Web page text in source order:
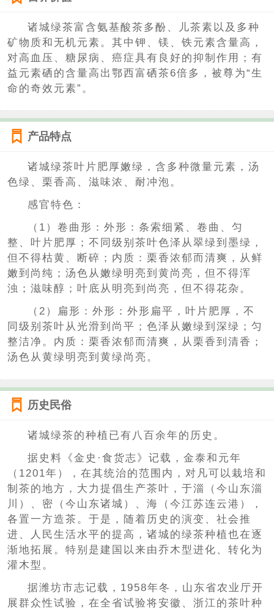
诸城绿茶富含氨基酸茶多酚、儿茶素以及多种
矿物质和无机元素。其中钾、镁、铁元素含量高，
对高血压、糖尿病、癌症具有良好的抑制作用；有
益元素硒的含量高出鄂西富硒茶6倍多，被尊为“生
命的奇效元素”。
产品特点
诸城绿茶叶片肥厚嫩绿，含多种微量元素，汤
色绿、栗香高、滋味浓、耐冲泡。
感官特色：
（1）卷曲形：外形：条索细紧、卷曲、匀
整、叶片肥厚；不同级别茶叶色泽从翠绿到墨绿，
但不得枯黄、断碎；内质：栗香浓郁而清爽，从鲜
嫩到尚纯；汤色从嫩绿明亮到黄尚亮，但不得浑
浊；滋味醇；叶底从明亮到尚亮，但不得花杂。
（2）扁形：外形：外形扁平，叶片肥厚，不
同级别茶叶从光滑到尚平；色泽从嫩绿到深绿；匀
整洁净。内质：栗香浓郁而清爽，从栗香到清香；
汤色从黄绿明亮到黄绿尚亮。
历史民俗
诸城绿茶的种植已有八百余年的历史。
据史料《金史·食货志》记载，金泰和元年
（1201年），在其统治的范围内，对凡可以栽培和
制茶的地方，大力提倡生产茶叶，于淄（今山东淄
川）、密（今山东诸城）、海（今江苏连云港），
各置一方造茶。于是，随着历史的演变、社会推
进、人民生活水平的提高，诸城的绿茶种植也在逐
渐地拓展。特别是建国以来由乔木型进化、转化为
灌木型。
据潍坊市志记载，1958年冬，山东省农业厅开
展群众性试验，在全省试验将安徽、浙江的茶叶种